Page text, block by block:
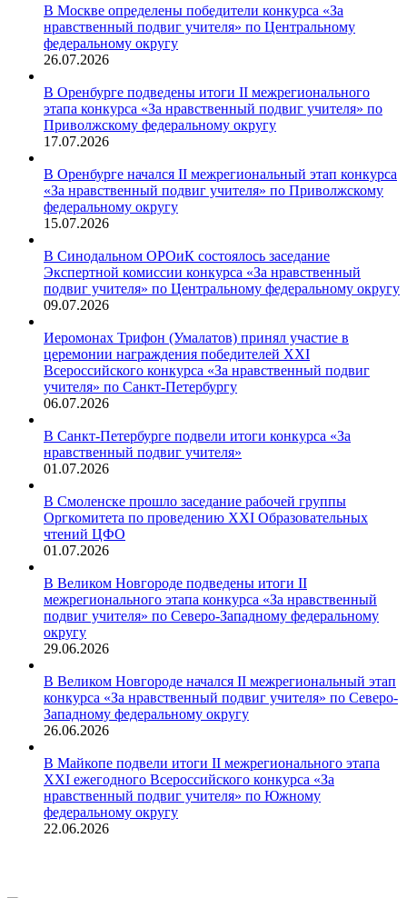
В Москве определены победители конкурса «За
нравственный подвиг учителя» по Центральному
федеральному округу
26.07.2026
В Оренбурге подведены итоги II межрегионального
этапа конкурса «За нравственный подвиг учителя» по
Приволжскому федеральному округу
17.07.2026
В Оренбурге начался II межрегиональный этап конкурса
«За нравственный подвиг учителя» по Приволжскому
федеральному округу
15.07.2026
В Синодальном ОРОиК состоялось заседание
Экспертной комиссии конкурса «За нравственный
подвиг учителя» по Центральному федеральному округу
09.07.2026
Иеромонах Трифон (Умалатов) принял участие в
церемонии награждения победителей XXI
Всероссийского конкурса «За нравственный подвиг
учителя» по Санкт-Петербургу
06.07.2026
В Санкт-Петербурге подвели итоги конкурса «За
нравственный подвиг учителя»
01.07.2026
В Смоленске прошло заседание рабочей группы
Оргкомитета по проведению XXI Образовательных
чтений ЦФО
01.07.2026
В Великом Новгороде подведены итоги II
межрегионального этапа конкурса «За нравственный
подвиг учителя» по Северо-Западному федеральному
округу
29.06.2026
В Великом Новгороде начался II межрегиональный этап
конкурса «За нравственный подвиг учителя» по Северо-
Западному федеральному округу
26.06.2026
В Майкопе подвели итоги II межрегионального этапа
XXI ежегодного Всероссийского конкурса «За
нравственный подвиг учителя» по Южному
федеральному округу
22.06.2026